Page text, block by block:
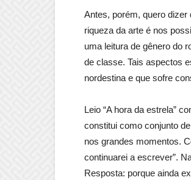
Antes, porém, quero
riqueza da arte é nos
uma leitura de gênero do
de classe. Tais aspectos
nordestina e que sofre
Leio “A hora da estrela”
constitui como conjunto
nos grandes momentos.
continuarei a escrever”.
Resposta: porque ainda